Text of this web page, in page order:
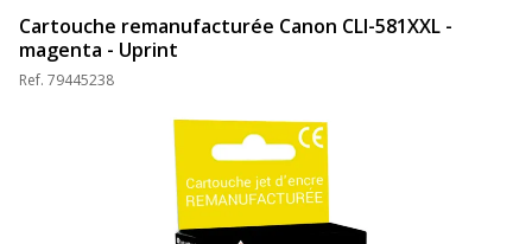
Cartouche remanufacturée Canon CLI-581XXL -
magenta - Uprint
Ref. 79445238